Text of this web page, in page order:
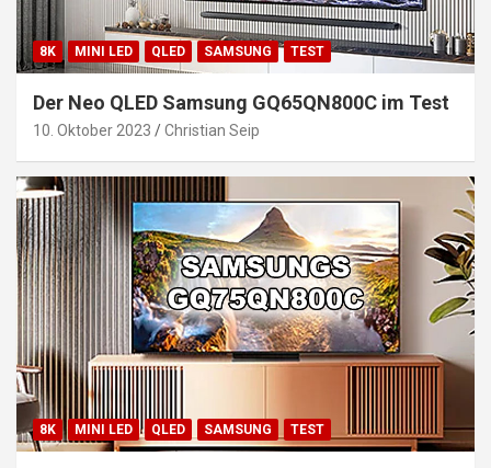
8K MINI LED QLED SAMSUNG TEST
Der Neo QLED Samsung GQ65QN800C im Test
10. Oktober 2023 Christian Seip
8K MINI LED QLED SAMSUNG TEST